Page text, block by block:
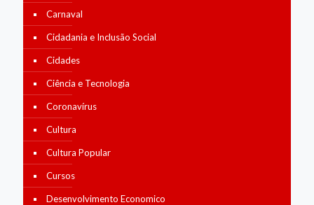
Carnaval
Cidadania e Inclusão Social
Cidades
Ciência e Tecnologia
Coronavírus
Cultura
Cultura Popular
Cursos
Desenvolvimento Economico